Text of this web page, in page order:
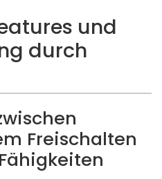
und
durch
Freischalten